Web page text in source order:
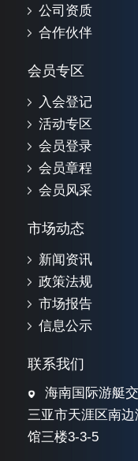
公司资质
合作伙伴
会员专区
入会登记
活动专区
会员登录
会员章程
会员风采
市场动态
新闻资讯
政策法规
市场报告
信息公示
联系我们
海南国际游艇
三亚市天涯区南
馆三楼3-3-5